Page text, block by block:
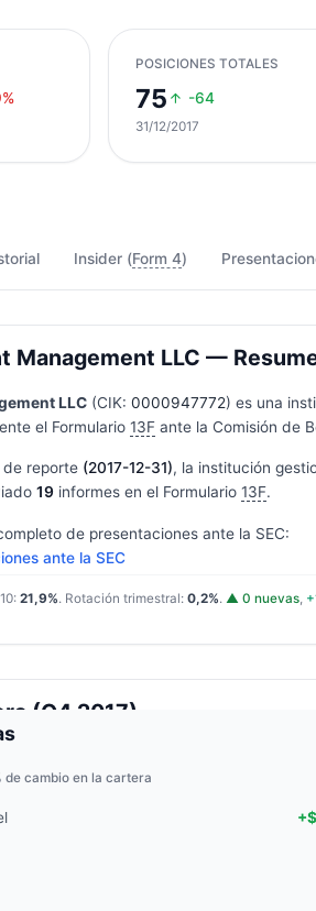
POSICIONES TOTALES
75 -64
31/12/2017
Insider (Form 4)
Management LLC —
LLC(CIK: 0000947772) es una
el Formulario 13Fante la Comisión de
reporte (2017-12-31), la institución
19informes en el Formulario 13F.
de presentaciones ante la SEC:
ante la SEC
21,9%. Rotación trimestral: 0,2%. ▲ 0 nuevas,
(Q4 2017)
de cambio en la cartera